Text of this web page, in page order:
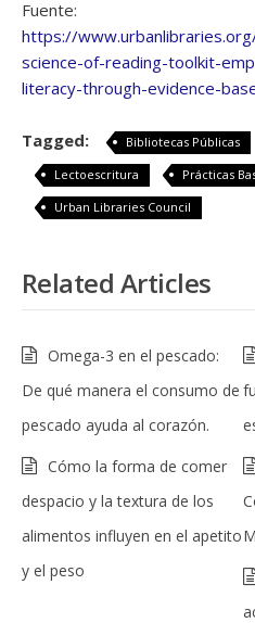
Fuente:
https://
science-of-reading-toolkit-
literacy-through-evidence-
Tagged: Bibliotecas Públicas
Lectoescritura
Prácticas
Urban Libraries Council
Related Articles
Omega-3 en el pescado:
De qué manera el consumo de
pescado ayuda al corazón.
Cómo la forma de comer
despacio y la textura de los
alimentos influyen en el apetito
y el peso